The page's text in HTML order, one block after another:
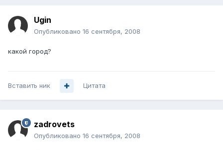
Ugin
Опубликовано 16 сентября, 2008
какой город?
Вставить ник Цитата
zadrovets
Опубликовано 16 сентября, 2008